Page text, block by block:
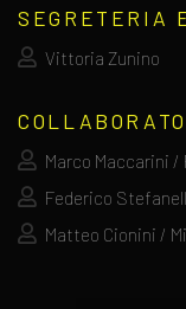
SEGRETERIA
Vittoria Zunino
Marco Maccarini
Federico
Matteo Cionini /